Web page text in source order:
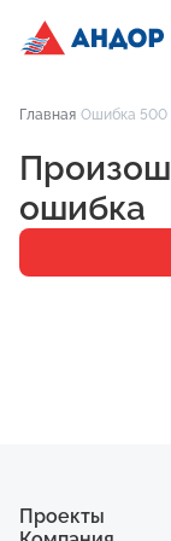
Проекты
Квартиры
Паркинг
Кладовые
Главная Ошибка 500
ошибка
Проекты